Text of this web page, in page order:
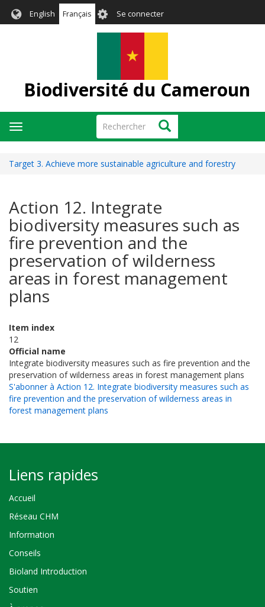
English Français User
account
Se connecter
Biodiversité du Cameroun
Rechercher Rechercher
Toggle
navigation
Target 3. Achieve more sustainable agriculture and forestry
Action 12. Integrate
biodiversity measures such as
fire prevention and the
preservation of wilderness
areas in forest management
plans
Item index
12
Official name
Integrate biodiversity measures such as fire prevention and the
preservation of wilderness areas in forest management plans
S'abonner à Action 12. Integrate biodiversity measures such as
fire prevention and the preservation of wilderness areas in
forest management plans
Liens rapides
Accueil
Réseau CHM
Information
Conseils
Bioland Introduction
Soutien